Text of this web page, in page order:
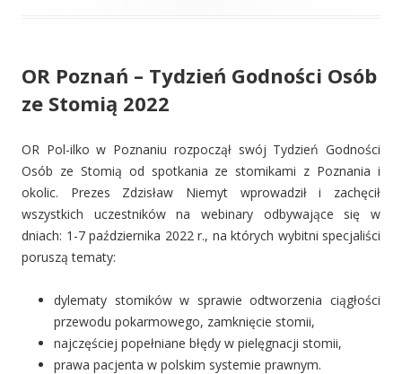
OR Poznań – Tydzień Godności Osób
ze Stomią 2022
OR Pol-ilko w Poznaniu rozpoczął swój Tydzień Godności
Osób ze Stomią od spotkania ze stomikami z Poznania i
okolic. Prezes Zdzisław Niemyt wprowadził i zachęcił
wszystkich uczestników na webinary odbywające się w
dniach: 1-7 października 2022 r., na których wybitni specjaliści
poruszą tematy:
dylematy stomików w sprawie odtworzenia ciągłości
przewodu pokarmowego, zamknięcie stomii,
najczęściej popełniane błędy w pielęgnacji stomii,
prawa pacjenta w polskim systemie prawnym.